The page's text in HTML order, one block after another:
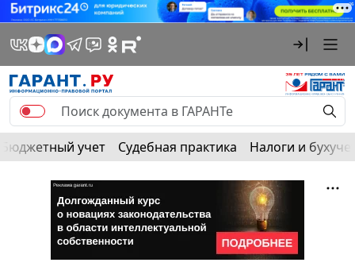
Бюджетный учет Судебная практика Налоги и